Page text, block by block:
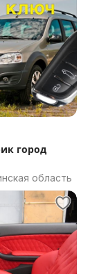
город
область